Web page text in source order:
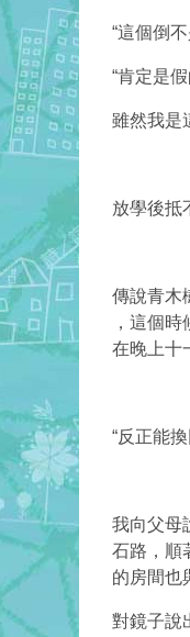
“這個倒
“肯定是
雖然我是
放學後抵
傳說青木
，這個
在晚上十
“反正能
我向父母
石路，順
的房間也
對鏡子說